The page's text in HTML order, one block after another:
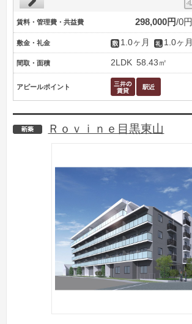
賃料・管理費・共益費 298,000円 0円
敷金・礼金 1.0ヶ月 1.0ヶ月
間取・面積 2LDK 58.43㎡
アピールポイント
新築
Ｒｏｖｉｎｅ目黒東山